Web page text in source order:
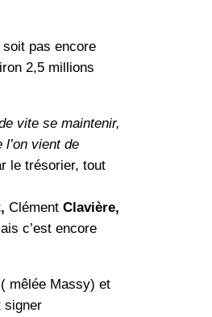
pas encore
2,5 millions
vite se maintenir,
vient de
le trésorier, tout
Clément Clavière,
c’est encore
( mêlée Massy) et
signer